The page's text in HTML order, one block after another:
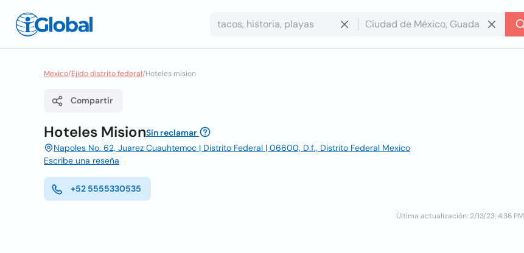
Mexico/Ejido distrito federal/Hoteles mision
Compartir
Hoteles MisionSin reclamar
Napoles No. 62, Juarez Cuauhtemoc | Distrito Federal | 06600, D.f., Distrito Federal Mexico
Escribe una reseña
+52 5555330535
Última actualización: 2/13/23, 4:36 PM